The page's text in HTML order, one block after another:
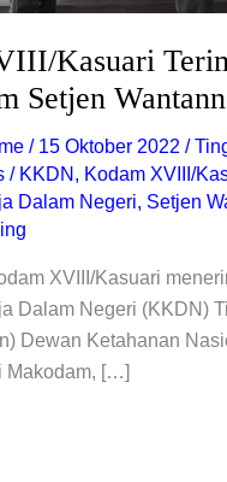
Kasuari
Setjen
/ 15 Oktober 2022 /
/ KKDN , Kodam XVIII/
Dalam Negeri, Setjen
XVIII/Kasuari
Dalam Negeri (KKDN)
Dewan Ketahanan
Makodam, […]